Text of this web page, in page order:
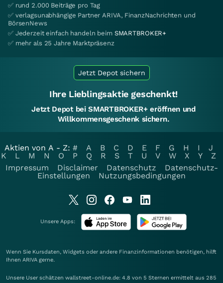
✅ rund 2.000 Beiträge pro Tag
✅ verlagsunabhängige Partner ARIVA, FinanzNachrichten und
BörsenNews
✅ Jederzeit einfach handeln beim SMARTBROKER+
✅ mehr als 25 Jahre Marktpräsenz
Jetzt Depot sichern
Ihre Lieblingsaktie geschenkt!
Jetzt Depot bei SMARTBROKER+ eröffnen und
Willkommensgeschenk sichern.
Aktien von A - Z: # A B C D E F G H I
J
K
L M N O P Q R S T U V W X Y
Z
Impressum
Disclaimer Datenschutz
Datenschutz-
Einstellungen
Nutzungsbedingungen
Unsere Apps:
Wenn Sie Kursdaten, Widgets oder andere Finanzinformationen benötigen, hilft
Ihnen ARIVA gerne.
Unsere User schätzen wallstreet-online.de: 4.8 von 5 Sternen ermittelt aus 285